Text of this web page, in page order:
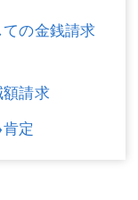
ての金銭請求
額請求
定